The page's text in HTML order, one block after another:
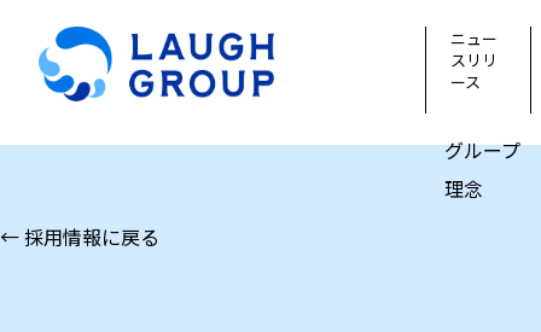
ニュー
スリリ
ース
グループ
理念
← 採用情報に戻る